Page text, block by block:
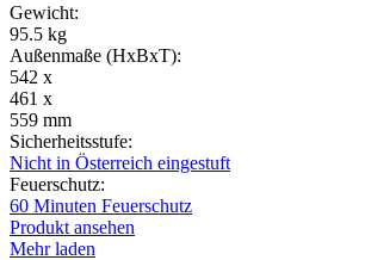
Gewicht:
95.5 kg
Außenmaße (HxBxT):
542 x
461 x
559 mm
Sicherheitsstufe:
Nicht in Österreich eingestuft
Feuerschutz:
60 Minuten Feuerschutz
Produkt ansehen
Mehr laden